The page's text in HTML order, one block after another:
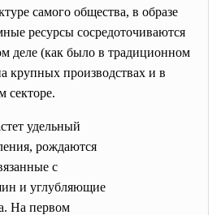
самого общества, в образе
ресурсы сосредоточиваются
деле (как было в традиционном
крупных производствах и в
секторе.
удельный
рождаются
с
и углубляющие
На первом